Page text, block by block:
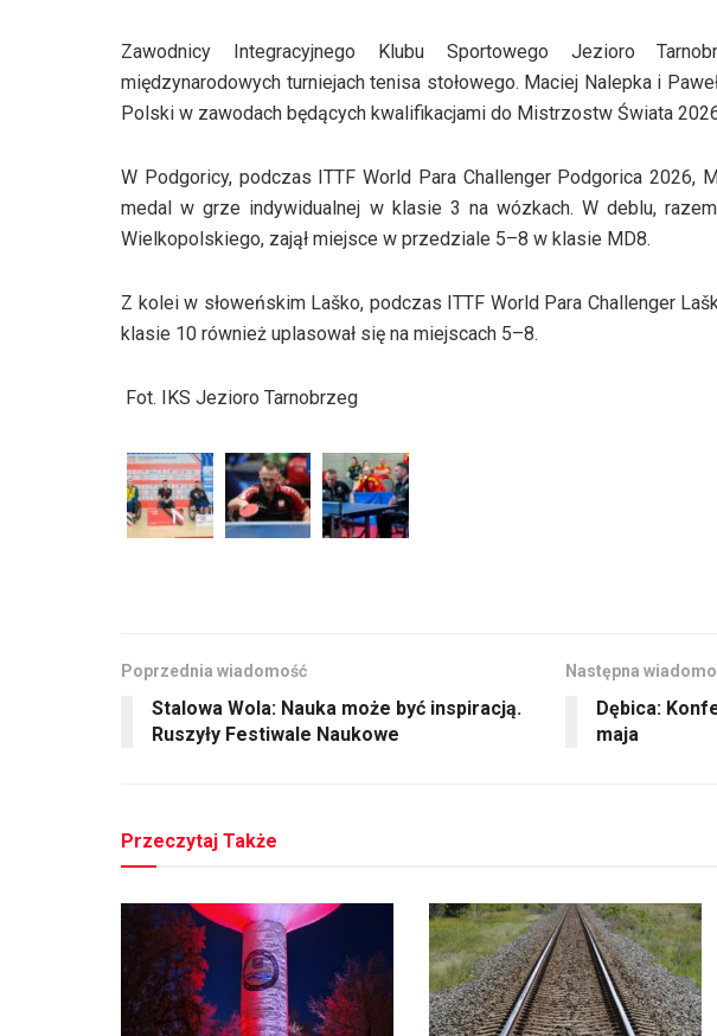
Zawodnicy Integracyjnego Klubu Sportowego Jezioro
międzynarodowych turniejach tenisa stołowego. Maciej Nalepka i
Polski w zawodach będących kwalifikacjami do Mistrzostw Świata
W Podgoricy, podczas ITTF World Para Challenger Podgorica 2026,
medal w grze indywidualnej w klasie 3 na wózkach. W deblu,
Wielkopolskiego, zajął miejsce w przedziale 5–8 w klasie MD8.
Z kolei w słoweńskim Laško, podczas ITTF World Para Challenger
klasie 10 również uplasował się na miejscach 5–8.
Fot. IKS Jezioro Tarnobrzeg
Poprzednia wiadomość
Stalowa Wola: Nauka może być inspiracją.
Ruszyły Festiwale Naukowe
Następna
Dębica:
maja
Przeczytaj Także